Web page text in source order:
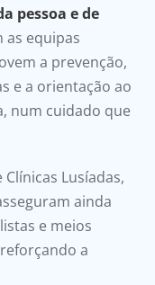
pessoa e de
as equipas
a prevenção,
e a orientação ao
num cuidado que
Lusíadas,
ainda
e meios
a